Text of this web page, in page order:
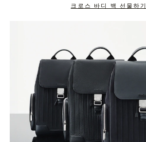
크로스 바디 백 선물하기